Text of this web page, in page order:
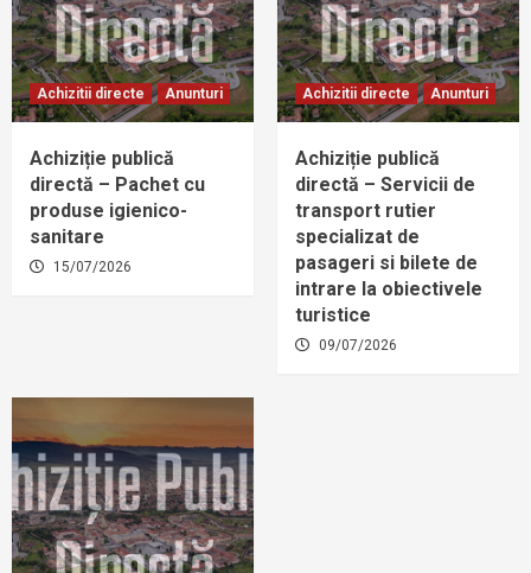
Achizitii directe Anunturi
Achiziție publică
directă – Pachet cu
produse igienico-
sanitare
15/07/2026
Achizitii directe Anunturi
Achiziție publică
directă – Servicii de
transport rutier
specializat de
pasageri si bilete de
intrare la obiectivele
turistice
09/07/2026